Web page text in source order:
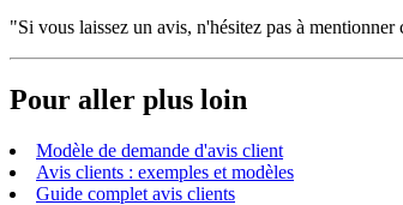
"Si vous laissez un avis, n'hésitez pas à
Pour aller plus loin
Modèle de demande d'avis client
Avis clients : exemples et modèles
Guide complet avis clients